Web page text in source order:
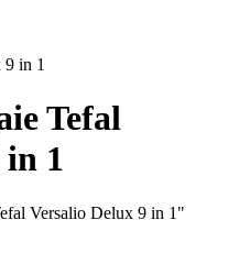
in 1
Tefal
in 1
Versalio Delux 9 in 1"